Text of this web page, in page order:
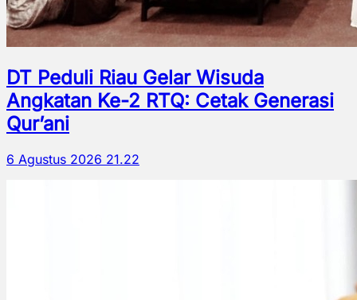
DT Peduli Riau Gelar Wisuda
Angkatan Ke-2 RTQ: Cetak Generasi
Qur’ani
6 Agustus 2026 21.22